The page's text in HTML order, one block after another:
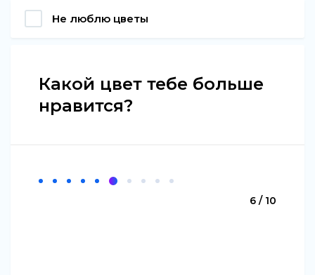
Не люблю цветы
Какой цвет тебе больше
нравится?
6 / 10